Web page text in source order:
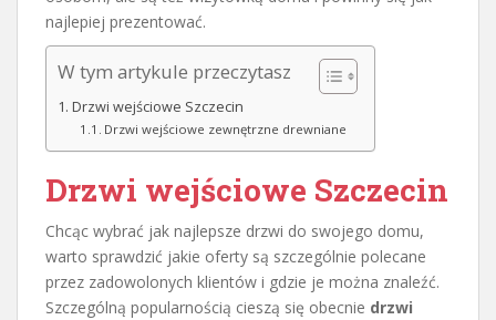
najlepiej prezentować.
W tym artykule przeczytasz
Drzwi wejściowe Szczecin
Drzwi wejściowe zewnętrzne drewniane
Drzwi wejściowe Szczecin
Chcąc wybrać jak najlepsze drzwi do swojego domu,
warto sprawdzić jakie oferty są szczególnie polecane
przez zadowolonych klientów i gdzie je można znaleźć.
Szczególną popularnością cieszą się obecnie drzwi